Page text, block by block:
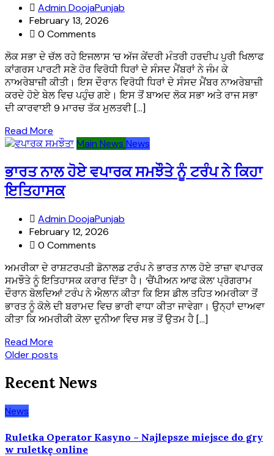
Admin DoojaPunjab
February 13, 2026
0 Comments
ਲੋਕ ਸਭਾ ਦੇ ਚੱਲ ਰਹੇ ਇਜਲਾਸ ’ਚ ਅੱਜ ਕੇਂਦਰੀ ਮੰਤਰੀ ਹਰਦੀਪ ਪੁਰੀ ਖਿਲਾਫ
ਕਾਂਗਰਸ ਪਾਰਟੀ ਸਣੇ ਹੋਰ ਵਿਰੋਧੀ ਧਿਰਾਂ ਦੇ ਸੰਸਦ ਮੈਂਬਰਾਂ ਨੇ ਜੰਮ ਕੇ
ਨਾਅਰੇਬਾਜ਼ੀ ਕੀਤੀ। ਇਸ ਦੌਰਾਨ ਵਿਰੋਧੀ ਧਿਰਾਂ ਦੇ ਸੰਸਦ ਮੈਂਬਰ ਨਾਅਰੇਬਾਜ਼ੀ
ਕਰਦੇ ਹੋਏ ਬੇਲ ਵਿਚ ਪਹੁੰਚ ਗਏ। ਇਸ ਤੋਂ ਬਾਅਦ ਲੋਕ ਸਭਾ ਅਤੇ ਰਾਜ ਸਭਾ
ਦੀ ਕਾਰਵਾਈ 9 ਮਾਰਚ ਤੱਕ ਮੁਲਤਵੀ […]
Read More
Main News News
ਭਾਰਤ ਨਾਲ ਹੋਏ ਵਪਾਰਕ ਸਮਝੌਤੇ ਨੂੰ ਟਰੰਪ ਨੇ ਕਿਹਾ
ਇਤਿਹਾਸਕ
Admin DoojaPunjab
February 12, 2026
0 Comments
ਅਮਰੀਕਾ ਦੇ ਰਾਸ਼ਟਰਪਤੀ ਡੋਨਾਲਡ ਟਰੰਪ ਨੇ ਭਾਰਤ ਨਾਲ ਹੋਏ ਤਾਜ਼ਾ ਵਪਾਰਕ
ਸਮਝੌਤੇ ਨੂੰ ਇਤਿਹਾਸਕ ਕਰਾਰ ਦਿੱਤਾ ਹੈ। ‘ਚੈਂਪੀਅਨ ਆਫ ਕੋਲ’ ਪ੍ਰੋਗਰਾਮ
ਦੌਰਾਨ ਬੋਲਦਿਆਂ ਟਰੰਪ ਨੇ ਐਲਾਨ ਕੀਤਾ ਕਿ ਇਸ ਡੀਲ ਤਹਿਤ ਅਮਰੀਕਾ ਤੋਂ
ਭਾਰਤ ਨੂੰ ਕੋਲੇ ਦੀ ਬਰਾਮਦ ਵਿਚ ਭਾਰੀ ਵਾਧਾ ਕੀਤਾ ਜਾਵੇਗਾ। ਉਨ੍ਹਾਂ ਦਾਅਵਾ
ਕੀਤਾ ਕਿ ਅਮਰੀਕੀ ਕੋਲਾ ਦੁਨੀਆ ਵਿਚ ਸਭ ਤੋਂ ਉਤਮ ਹੈ […]
Read More
Posts
navigation
Older posts
Recent News
News
Ruletka Operator Kasyno – Najlepsze miejsce do gry
w ruletkę online